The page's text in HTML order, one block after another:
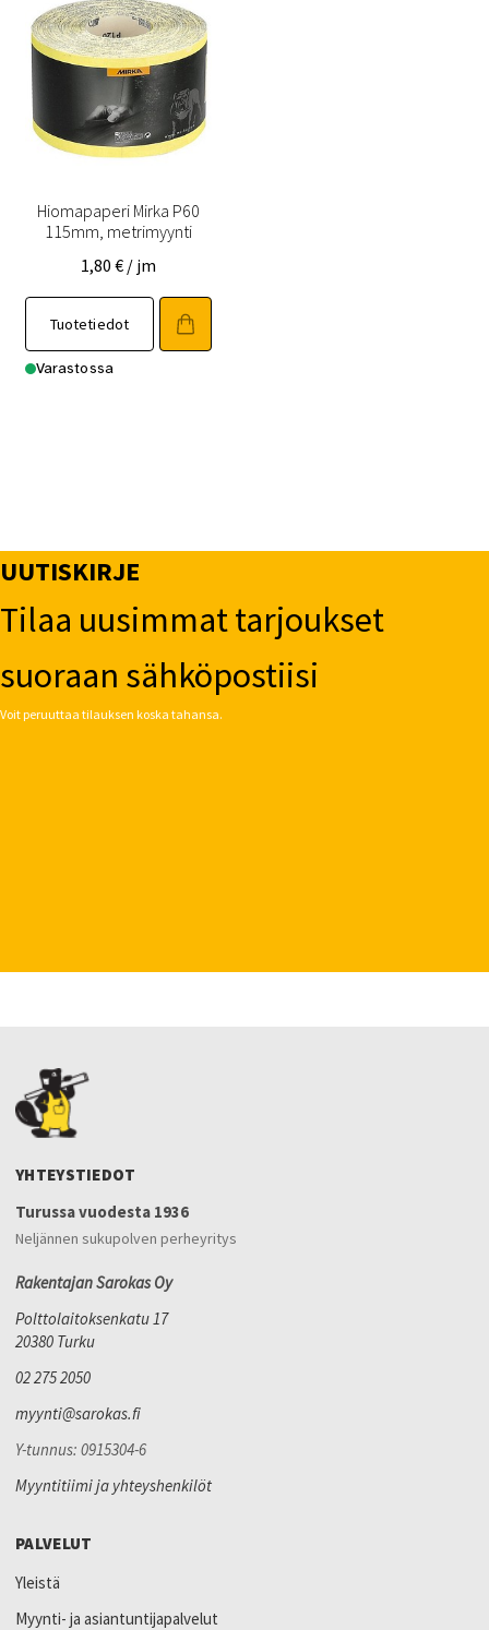
Hiomapaperi Mirka P60
115mm, metrimyynti
1,80 € / jm
Tuotetiedot
Varastossa
UUTISKIRJE
Tilaa uusimmat tarjoukset
suoraan sähköpostiisi
Voit peruuttaa tilauksen koska tahansa.
YHTEYSTIEDOT
Turussa vuodesta 1936
Neljännen sukupolven perheyritys
Rakentajan Sarokas Oy
Polttolaitoksenkatu 17
20380 Turku
02 275 2050
myynti@sarokas.fi
Y-tunnus: 0915304-6
Myyntitiimi ja yhteyshenkilöt
PALVELUT
Yleistä
Myynti- ja asiantuntijapalvelut